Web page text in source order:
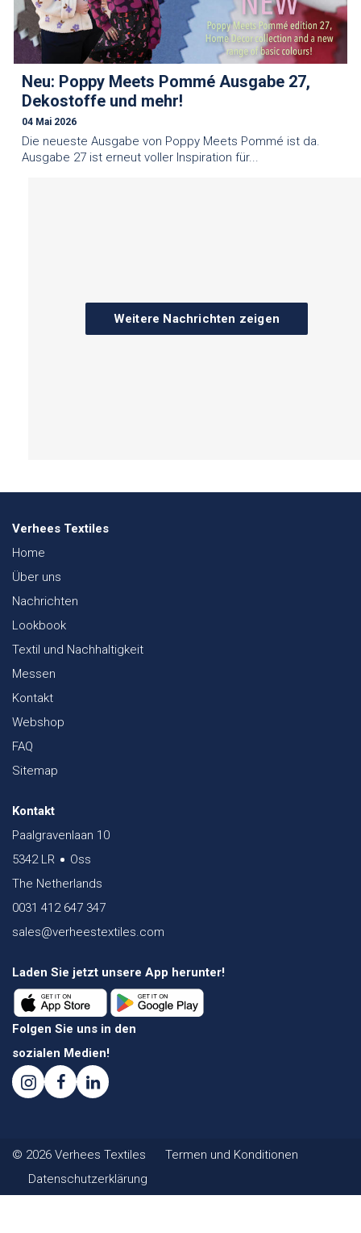
Neu: Poppy Meets Pommé Ausgabe 27,
Dekostoffe und mehr!
04 Mai 2026
Die neueste Ausgabe von Poppy Meets Pommé ist da.
Ausgabe 27 ist erneut voller Inspiration für...
Weitere Nachrichten zeigen
Verhees Textiles
Home
Über uns
Nachrichten
Lookbook
Textil und Nachhaltigkeit
Messen
Kontakt
Webshop
FAQ
Sitemap
Kontakt
Paalgravenlaan 10
5342 LR
Oss
The Netherlands
0031 412 647 347
sales@verheestextiles.com
Laden Sie jetzt unsere App herunter!
Folgen Sie uns in den
sozialen Medien!
© 2026 Verhees Textiles
Termen und Konditionen
Datenschutzerklärung